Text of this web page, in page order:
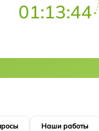
01:13:43
Наши работы